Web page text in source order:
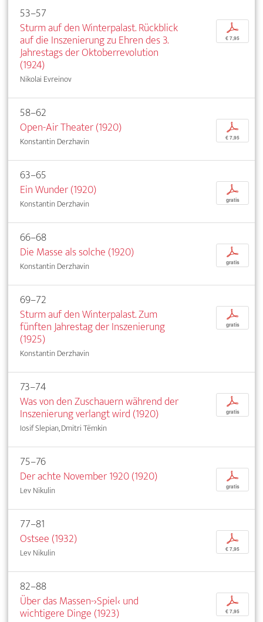
53–57
Sturm auf den Winterpalast. Rückblick
auf die Inszenierung zu Ehren des 3.
Jahrestags der Oktoberrevolution
(1924)
Nikolai Evreinov
p
€ 7,95
58–62
Open-Air Theater (1920)
Konstantin Derzhavin
p
€ 7,95
63–65
Ein Wunder (1920)
Konstantin Derzhavin
p
gratis
66–68
Die Masse als solche (1920)
Konstantin Derzhavin
p
gratis
69–72
Sturm auf den Winterpalast. Zum
fünften Jahrestag der Inszenierung
(1925)
Konstantin Derzhavin
p
gratis
73–74
Was von den Zuschauern während der
Inszenierung verlangt wird (1920)
Iosif Slepian, Dmitri Tëmkin
p
gratis
75–76
Der achte November 1920 (1920)
Lev Nikulin
p
gratis
77–81
Ostsee (1932)
Lev Nikulin
p
€ 7,95
82–88
Über das Massen-›Spiel‹ und
wichtigere Dinge (1923)
p
€ 7,95